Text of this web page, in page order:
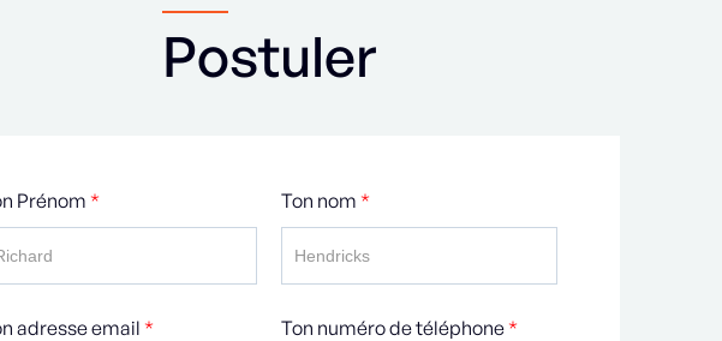
Postuler
Prénom * Ton nom *
adresse email* Ton numéro de téléphone*